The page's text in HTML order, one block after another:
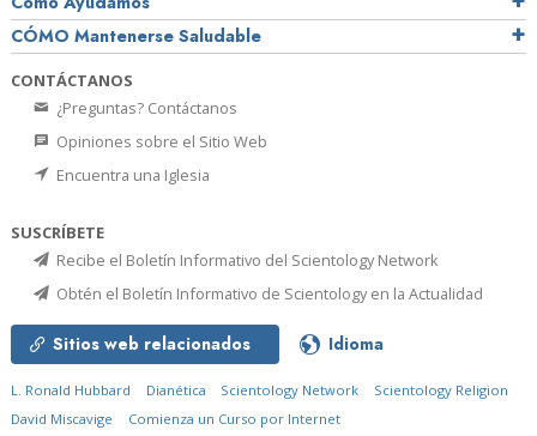
CÓMO Mantenerse Saludable
CONTÁCTANOS
¿Preguntas? Contáctanos
Opiniones sobre el Sitio Web
Encuentra una Iglesia
SUSCRÍBETE
Recibe el Boletín Informativo del Scientology Network
Obtén el Boletín Informativo de Scientology en la Actualidad
Sitios web relacionados Idioma
L. Ronald Hubbard Dianética Scientology Network
Scientology Religion
David Miscavige
Comienza un Curso por Internet